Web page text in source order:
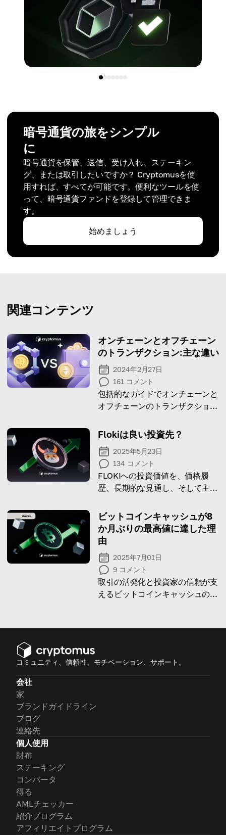
暗号通貨の旅をシンプル
に
暗号通貨を保管、送信、受け入れ、ステーキン
グ、または取引したいですか？ Cryptomusを使
用すれば、すべてが可能です。便利なツールを使
って、暗号通貨ファンドを登録して管理できま
す。
始めましょう
関連コンテンツ
オンチェーンとオフチェーン
のトランザクション:主な違い
2024年2月27日
161 コメント
包括的なガイドでオンチェーンと
オフチェーンのトランザクション
し、その利点と欠点を発見してく
ださい。
Flokiは良い投資先？
2025年5月23日
134 コメント
FLOKIへの投資価値を、価格履
歴、長期的な見通し、そして主な
ビットコインキャッシュが8
か月ぶりの最高値に達した理
由
2025年7月01日
9 コメント
取引の活発化と投資家の信頼が支
えるビットコインキャッシュの8
コミュニティ、信頼性、モチベーション、サポート。
会社
家
ブランドガイドライン
ブログ
連絡先
個人使用
財布
ステーキング
コンバータ
得る
AMLチェッカー
紹介プログラム
アフィリエイトプログラム